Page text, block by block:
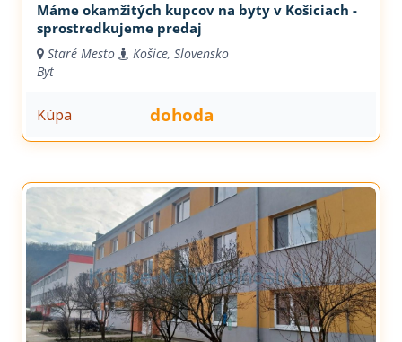
Máme okamžitých kupcov na byty v Košiciach -
sprostredkujeme predaj
Staré Mesto
Košice, Slovensko
Byt
Kúpa dohoda